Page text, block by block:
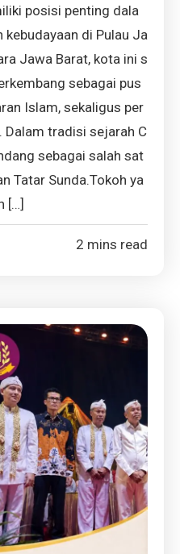
posisi penting dala
di Pulau Ja
Jawa Barat, kota ini s
sebagai pus
Islam, sekaligus per
Dalam tradisi sejarah C
sebagai salah sat
Tatar Sunda.Tokoh ya
[…]
2 mins read